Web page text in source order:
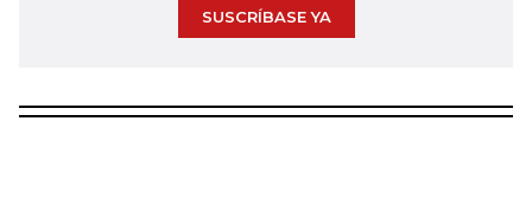
SUSCRÍBASE YA